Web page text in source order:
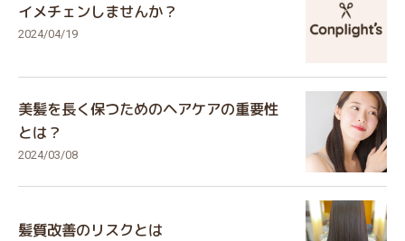
イメチェンしませんか？
2024/04/19
美髪を長く保つためのヘアケアの重要性
とは？
2024/03/08
髪質改善のリスクとは